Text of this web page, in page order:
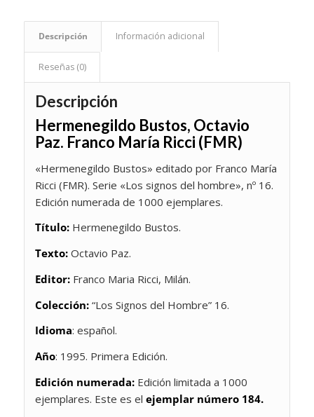
Descripción Información adicional
Reseñas (0)
Descripción
Hermenegildo Bustos, Octavio
Paz. Franco María Ricci (FMR)
«Hermenegildo Bustos» editado por Franco María
Ricci (FMR). Serie «Los signos del hombre», nº 16.
Edición numerada de 1000 ejemplares.
Título: Hermenegildo Bustos.
Texto:Octavio Paz.
Editor: Franco Maria Ricci, Milán.
Colección:“Los Signos del Hombre” 16.
Idioma: español.
Año: 1995. Primera Edición.
Edición numerada: Edición limitada a 1000
ejemplares. Este es el ejemplar número 184.